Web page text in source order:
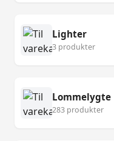
Lighter
3 produkter
Lommelygte
283 produkter